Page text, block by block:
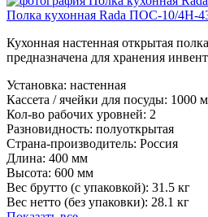
Полка кухонная Rada ПОС-10/4Н-
Кухонная настенная открытая
предназначена для хранения
Установка: настенная
Кассета / ячейки для посуды: 1000
Кол-во рабочих уровней: 2
Разновидность: полуоткрытая
Страна-производитель: Россия
Длина: 400 мм
Высота: 600 мм
Вес брутто (с упаковкой): 31.5 кг
Вес нетто (без упаковки): 28.1 кг